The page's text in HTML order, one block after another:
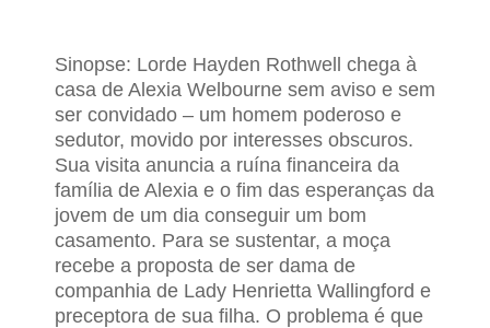
Sinopse: Lorde Hayden Rothwell chega à
casa de Alexia Welbourne sem aviso e sem
ser convidado – um homem poderoso e
sedutor, movido por interesses obscuros.
Sua visita anuncia a ruína financeira da
família de Alexia e o fim das esperanças da
jovem de um dia conseguir um bom
casamento. Para se sustentar, a moça
recebe a proposta de ser dama de
companhia de Lady Henrietta Wallingford e
preceptora de sua filha. O problema é que